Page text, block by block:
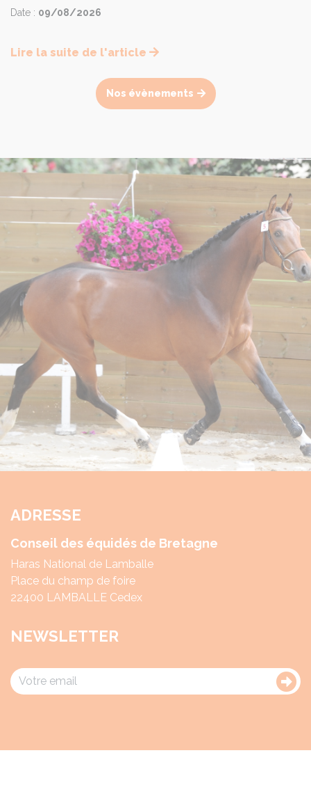
Date : 09/08/2026
Lire la suite de l'article
Nos évènements
ADRESSE
Conseil des équidés de Bretagne
Haras National de Lamballe
Place du champ de foire
22400 LAMBALLE Cedex
NEWSLETTER